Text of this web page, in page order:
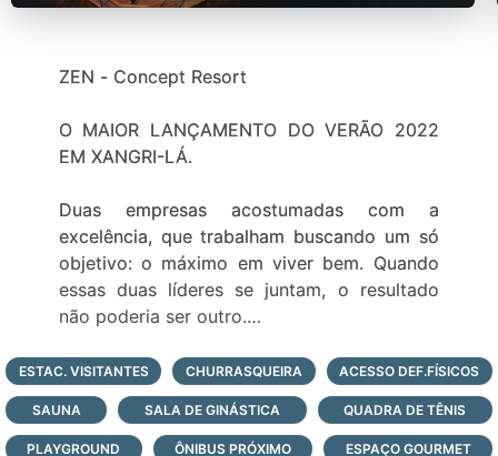
ZEN - Concept Resort
O MAIOR LANÇAMENTO DO VERÃO 2022
EM XANGRI-LÁ.
Duas empresas acostumadas com a
excelência, que trabalham buscando um só
objetivo: o máximo em viver bem. Quando
essas duas líderes se juntam, o resultado
não poderia ser outro.
Melnick Even & Arcádia Urbanismo
Passar o dia na piscina, curtindo ao ar livre e
com toda a liberdade. Reunir os amigos para
ESTAC. VISITANTES CHURRASQUEIRA ACESSO DEF.FÍSICOS
SAUNA SALA DE GINÁSTICA QUADRA DE TÊNIS
PLAYGROUND ÔNIBUS PRÓXIMO ESPAÇO GOURMET